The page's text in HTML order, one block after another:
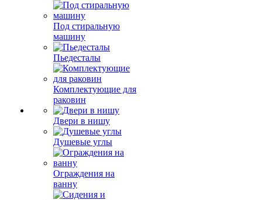
Под стиральную
машину
Пьедесталы
Комплектующие для
раковин
Двери в нишу
Душевые углы
Ограждения на
ванну